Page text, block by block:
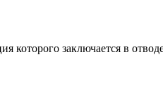
заключается в